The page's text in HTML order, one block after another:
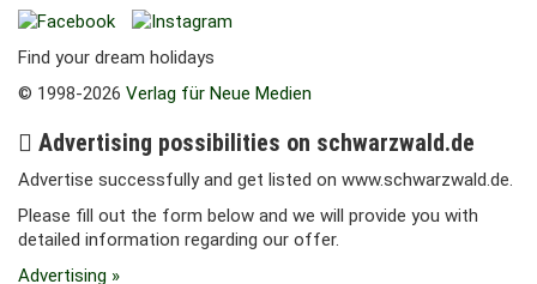
Find your dream holidays
© 1998-2026 Verlag für Neue Medien
Advertising possibilities on schwarzwald.de
Advertise successfully and get listed on www.schwarzwald.de.
Please fill out the form below and we will provide you with
detailed information regarding our offer.
Advertising »